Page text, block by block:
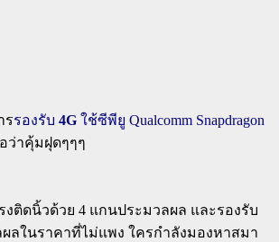
รรองรับ 4G ใช้ซีพียู Qualcomm Snapdragon
ว่าคุ้มฝุดๆๆๆ
ดนิ้วด้วย 4 แกนประมวลผล และรองรับ
ลในราคาที่ไม่แพง ใครกำลังมองหาสมา